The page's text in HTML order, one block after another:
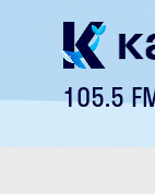
105.5